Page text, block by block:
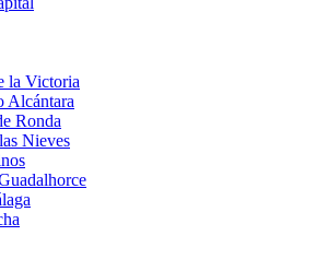
la Victoria
Alcántara
Ronda
Nieves